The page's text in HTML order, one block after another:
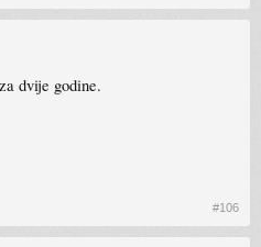
dvije godine.
#106